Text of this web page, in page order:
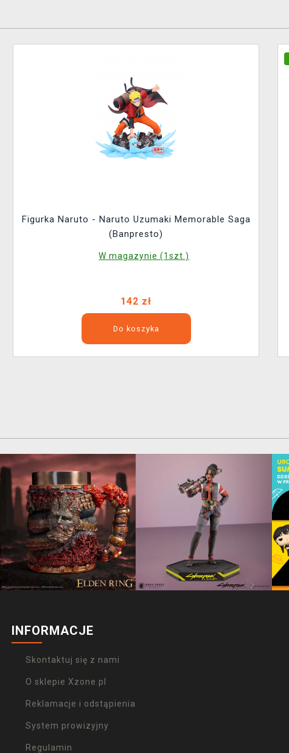
Figurka Naruto - Naruto Uzumaki Memorable Saga
(Banpresto)
W magazynie (1szt.)
142 zł
Do koszyka
INFORMACJE
Skontaktuj się z nami
O sklepie Xzone.pl
Reklamacje i odstąpienia
System prowizyjny
Regulamin